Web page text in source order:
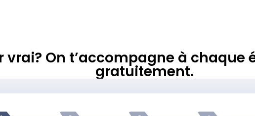
vrai? On t’accompagne à
gratuitement.